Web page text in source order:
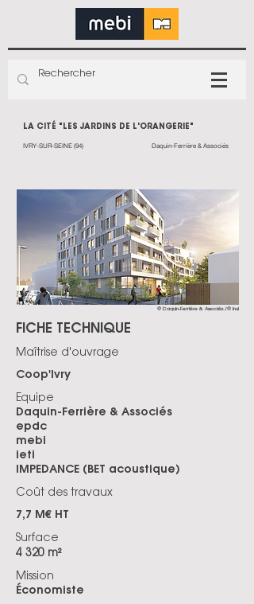
LA CITÉ "LES JARDINS DE L'ORANGERIE"
IVRY-SUR-SEINE (94) Daquin-Ferrière & Associés
© Daquin-Ferrière & Associés /© Inui
FICHE TECHNIQUE
Maîtrise d'ouvrage
Coop'Ivry
Equipe
Daquin-Ferrière & Associés
epdc
mebi
ieti
IMPEDANCE (BET acoustique)
Coût des travaux
7,7 M€ HT
Surface
4 320 m²
Mission
Économiste